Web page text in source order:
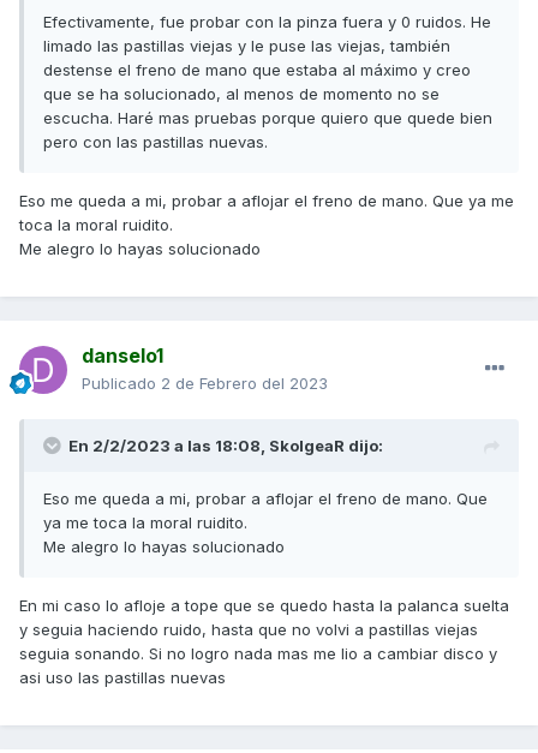
Efectivamente, fue probar con la pinza fuera y 0 ruidos. He
limado las pastillas viejas y le puse las viejas, también
destense el freno de mano que estaba al máximo y creo
que se ha solucionado, al menos de momento no se
escucha. Haré mas pruebas porque quiero que quede bien
pero con las pastillas nuevas.
Eso me queda a mi, probar a aflojar el freno de mano. Que ya me
toca la moral ruidito.
Me alegro lo hayas solucionado
danselo1
Publicado 2 de Febrero del 2023
En 2/2/2023 a las 18:08, SkolgeaR dijo:
Eso me queda a mi, probar a aflojar el freno de mano. Que
ya me toca la moral ruidito.
Me alegro lo hayas solucionado
En mi caso lo afloje a tope que se quedo hasta la palanca suelta
y seguia haciendo ruido, hasta que no volvi a pastillas viejas
seguia sonando. Si no logro nada mas me lio a cambiar disco y
asi uso las pastillas nuevas